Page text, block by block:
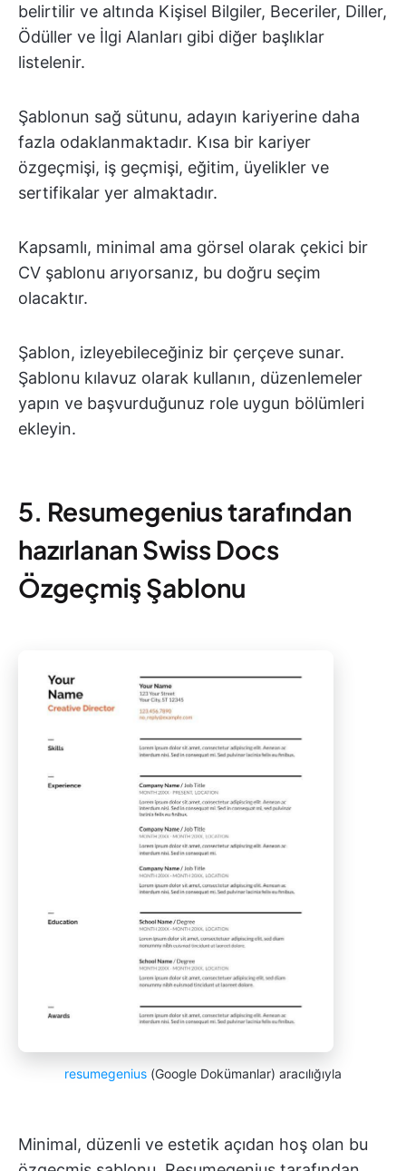
belirtilir ve altında Kişisel Bilgiler, Beceriler, Diller,
Ödüller ve İlgi Alanları gibi diğer başlıklar
listelenir.
Şablonun sağ sütunu, adayın kariyerine daha
fazla odaklanmaktadır. Kısa bir kariyer
özgeçmişi, iş geçmişi, eğitim, üyelikler ve
sertifikalar yer almaktadır.
Kapsamlı, minimal ama görsel olarak çekici bir
CV şablonu arıyorsanız, bu doğru seçim
olacaktır.
Şablon, izleyebileceğiniz bir çerçeve sunar.
Şablonu kılavuz olarak kullanın, düzenlemeler
yapın ve başvurduğunuz role uygun bölümleri
ekleyin.
5. Resumegenius tarafından
hazırlanan Swiss Docs
Özgeçmiş Şablonu
resumegenius (Google Dokümanlar) aracılığıyla
Minimal, düzenli ve estetik açıdan hoş olan bu